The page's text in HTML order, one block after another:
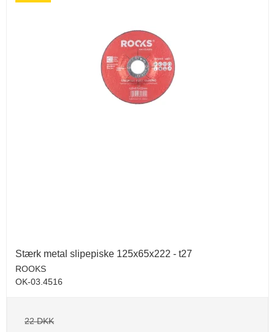
Stærk metal slipepiske 125x65x222 - t27
ROOKS
OK-03.4516
22 DKK